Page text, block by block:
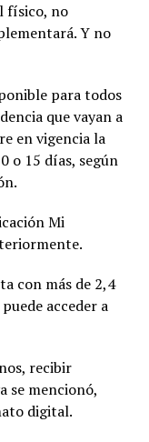
físico, no
Y no
para todos
que vayan a
en vigencia la
o 15 días, según
Mi
con más de 2,4
acceder a
recibir
se mencionó,
digital.